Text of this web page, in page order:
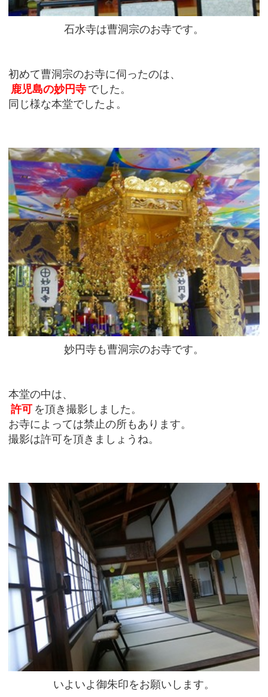
石水寺は曹洞宗のお寺です。
初めて曹洞宗のお寺に伺ったのは、
鹿児島の妙円寺 でした。
同じ様な本堂でしたよ。
妙円寺も曹洞宗のお寺です。
本堂の中は、
許可 を頂き撮影しました。
お寺によっては禁止の所もあります。
撮影は許可を頂きましょうね。
いよいよ御朱印をお願いします。